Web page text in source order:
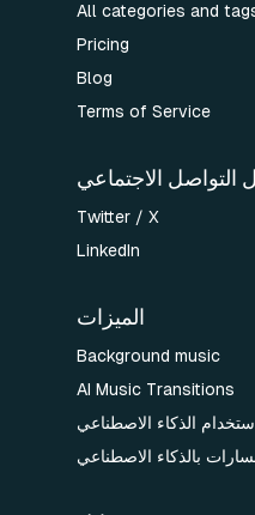
All categories and
Pricing
Blog
Terms of Service
التواصل الاجتماعي
Twitter / X
LinkedIn
الميزات
Background music
AI Music Transitions
الذكاء الاصطناعي
بالذكاء الاصطناعي